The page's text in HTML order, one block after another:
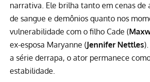
narrativa. Ele brilha tanto em cenas de
de sangue e demônios quanto nos
vulnerabilidade com o filho Cade (
ex-esposa Maryanne (Jennifer Nettles
a série derrapa, o ator permanece
estabilidade.